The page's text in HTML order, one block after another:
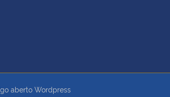
aberto Wordpress